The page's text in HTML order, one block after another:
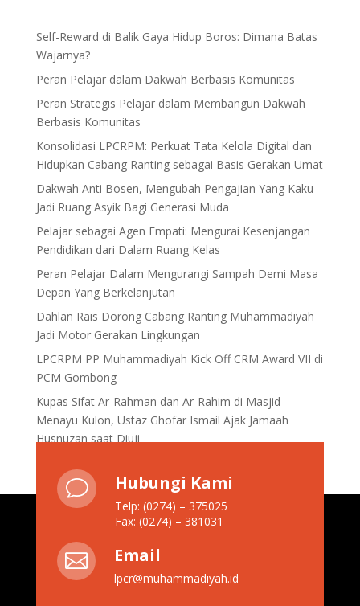
Self-Reward di Balik Gaya Hidup Boros: Dimana Batas
Wajarnya?
Peran Pelajar dalam Dakwah Berbasis Komunitas
Peran Strategis Pelajar dalam Membangun Dakwah
Berbasis Komunitas
Konsolidasi LPCRPM: Perkuat Tata Kelola Digital dan
Hidupkan Cabang Ranting sebagai Basis Gerakan Umat
Dakwah Anti Bosen, Mengubah Pengajian Yang Kaku
Jadi Ruang Asyik Bagi Generasi Muda
Pelajar sebagai Agen Empati: Mengurai Kesenjangan
Pendidikan dari Dalam Ruang Kelas
Peran Pelajar Dalam Mengurangi Sampah Demi Masa
Depan Yang Berkelanjutan
Dahlan Rais Dorong Cabang Ranting Muhammadiyah
Jadi Motor Gerakan Lingkungan
LPCRPM PP Muhammadiyah Kick Off CRM Award VII di
PCM Gombong
Kupas Sifat Ar-Rahman dan Ar-Rahim di Masjid
Menayu Kulon, Ustaz Ghofar Ismail Ajak Jamaah
Husnuzan saat Diuji
v Hubungi Kami
Telp: (0274) – 375025
Fax: (0274) – 381031
 Email
lpcr@muhammadiyah.id